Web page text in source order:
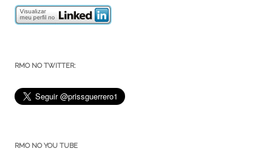
RMO NO TWITTER:
RMO NO YOU TUBE